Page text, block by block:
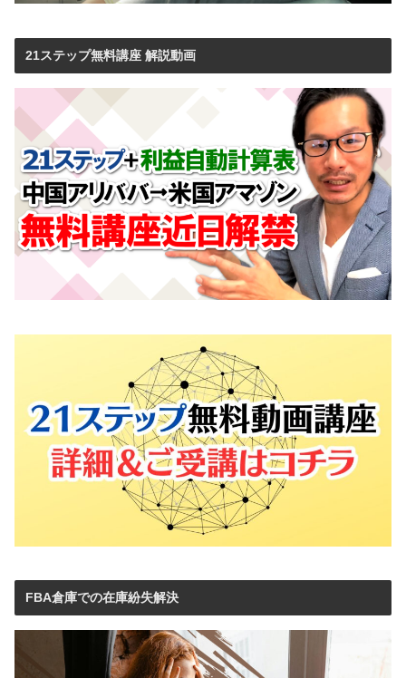
21ステップ無料講座 解説動画
FBA倉庫での在庫紛失解決